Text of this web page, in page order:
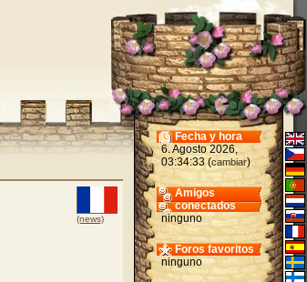
(news)
Fecha y hora
6. Agosto 2026,
03:34:33 (cambiar)
Amigos
conectados
ninguno
Foros favoritos
ninguno